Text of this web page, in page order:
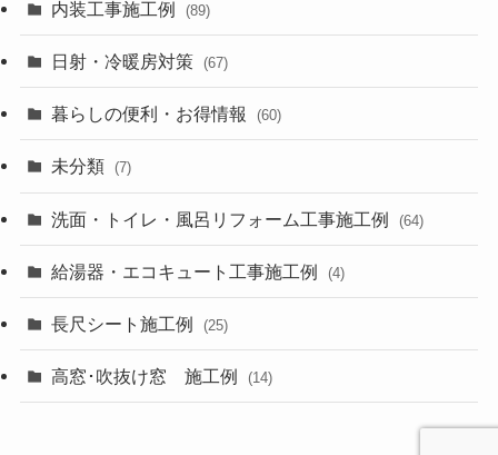
内装工事施工例 (89)
日射・冷暖房対策 (67)
暮らしの便利・お得情報 (60)
未分類 (7)
洗面・トイレ・風呂リフォーム工事施工例 (64)
給湯器・エコキュート工事施工例 (4)
長尺シート施工例 (25)
高窓･吹抜け窓 施工例 (14)